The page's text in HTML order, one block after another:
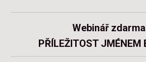
Webinář
PŘÍLEŽITOST JMÉNEM